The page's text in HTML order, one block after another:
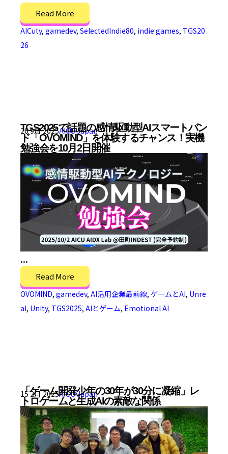
Read More
AICuty, gamedev, SelectedIndie80, indie games, TGS20
26
TGS2025で話題の感情駆動型AIスマートバン
ド「OVOMIND」を体験するチャンス！実機
勉強会を10月2日開催
26 9月 2025AICU Japan
...
Read More
OVOMIND, gamedev, AI活用企業最前線, ゲームとAI, Unre
al, Unity, TGS2025, AIとゲーム, Emotional AI
「ゲーム開発少年の30年が30分に凝縮」レ
トロゲームと生成AIの素敵な関係
15 2月 2025AICU Japan